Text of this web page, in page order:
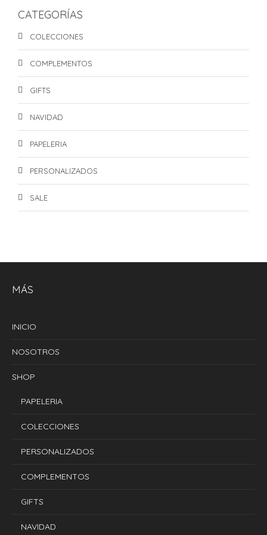
CATEGORÍAS
COLECCIONES
COMPLEMENTOS
GIFTS
NAVIDAD
PAPELERIA
PERSONALIZADOS
SALE
MÁS
INICIO
NOSOTROS
SHOP
PAPELERIA
COLECCIONES
PERSONALIZADOS
COMPLEMENTOS
GIFTS
NAVIDAD